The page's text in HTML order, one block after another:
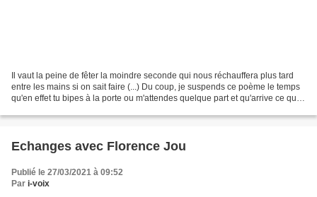
Il vaut la peine de fêter la moindre seconde qui nous réchauffera plus tard
entre les mains si on sait faire (...) Du coup, je suspends ce poème le temps
qu'en effet tu bipes à la porte ou m'attendes quelque part et qu'arrive ce qui
Echanges avec Florence Jou
Publié le 27/03/2021 à 09:52
Par i-voix